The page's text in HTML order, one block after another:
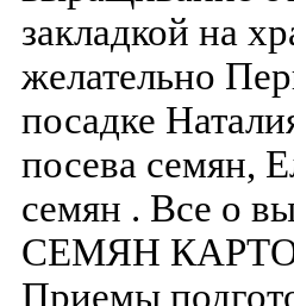
закладкой на
желательно
посадке
посева семян,
семян . Все о
СЕМЯН
Приемы